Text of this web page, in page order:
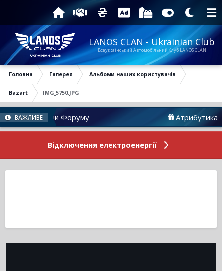
LANOS CLAN - Ukrainian Club
Всеукраїнський Автомобільний Клуб LANOS CLAN
Головна Галерея Альбоми наших користувачів
Bazart IMG_5750.JPG
ВАЖЛИВЕ
Новини Форуму Атрибутика
Відключення електроенергії